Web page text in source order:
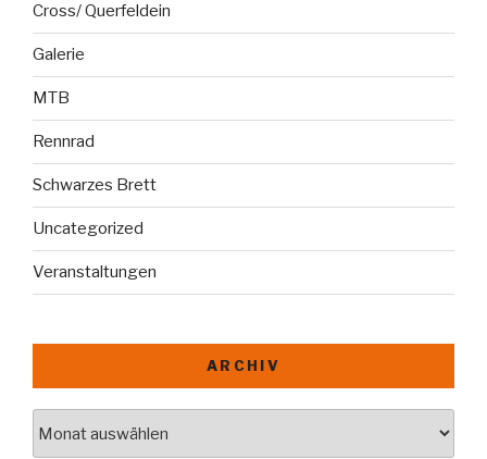
Cross/ Querfeldein
Galerie
MTB
Rennrad
Schwarzes Brett
Uncategorized
Veranstaltungen
ARCHIV